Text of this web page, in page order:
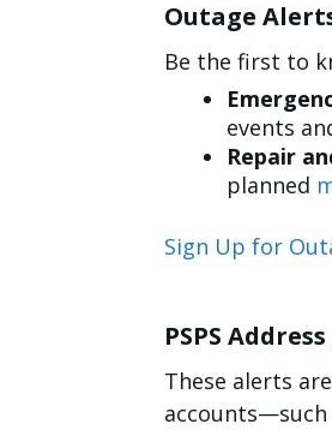
Outage
Be the first to
events
Repair
planned
Sign Up for
PSPS
These alerts
accounts—such